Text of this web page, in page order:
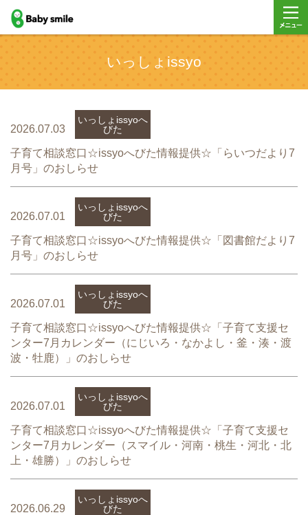
baby smile
いっしょissyo
2026.07.03
いっしょissyoへ
びた
子育て相談窓口☆issyoへびた情報提供☆「らいつだより7
月号」のおしらせ
2026.07.01
いっしょissyoへ
びた
子育て相談窓口☆issyoへびた情報提供☆「図書館だより7
月号」のおしらせ
2026.07.01
いっしょissyoへ
びた
子育て相談窓口☆issyoへびた情報提供☆「子育て支援セ
ンター7月カレンダー（にじいろ・なかよし・釜・湊・渡
波・牡鹿）」のおしらせ
2026.07.01
いっしょissyoへ
びた
子育て相談窓口☆issyoへびた情報提供☆「子育て支援セ
ンター7月カレンダー（スマイル・河南・桃生・河北・北
上・雄勝）」のおしらせ
2026.06.29
いっしょissyoへ
びた